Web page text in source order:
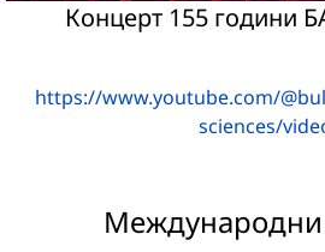
Концерт 155 години
https://www.youtube.com/
sciences/